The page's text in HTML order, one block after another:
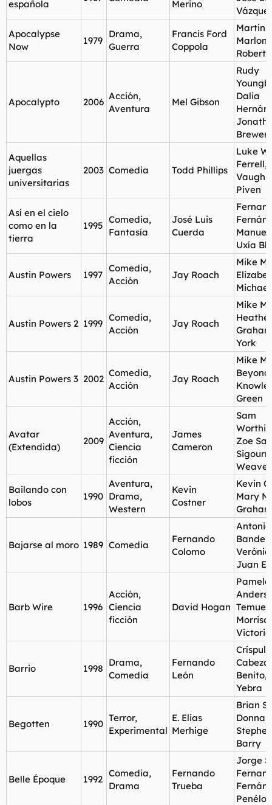
española Merino
Apocalypse
Now
1979
Drama,
Guerra
Francis Ford
Coppola
Martin
Marlon
Robert
Apocalypto 2006
Acción,
Aventura
Mel Gibson
Rudy
Dalia
Brewer
Aquellas
juergas
universitarias
2003 Comedia Todd Phillips
Luke
Ferrell,
Piven
Así en el cielo
como en la
tierra
1995
Comedia,
Fantasía
José Luis
Cuerda
Fernán
Manuel
Uxía
Austin Powers 1997
Comedia,
Acción
Jay Roach
Mike
Austin Powers 2 1999
Comedia,
Acción
Jay Roach
Mike
Heather
York
Austin Powers 3 2002
Comedia,
Acción
Jay Roach
Mike
Green
Avatar
(Extendida)
2009
Acción,
Aventura,
Ciencia
ficción
James
Cameron
Sam
Zoe
Weaver
Bailando con
lobos
1990
Aventura,
Drama,
Western
Kevin
Costner
Kevin
Mary
Bajarse al moro 1989 Comedia
Fernando
Colomo
Antonio
Juan
Barb Wire 1996
Acción,
Ciencia
ficción
David Hogan
Pamela
Barrio 1998
Drama,
Comedia
Fernando
León
Críspulo
Benito,
Yebra
Begotten 1990
Terror,
Experimental
E. Elias
Merhige
Brian
Donna
Barry
Belle Époque 1992
Comedia,
Drama
Fernando
Trueba
Jorge
Fernán